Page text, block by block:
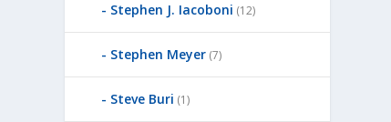
Stephen J. Iacoboni (12)
Stephen Meyer (7)
Steve Buri (1)